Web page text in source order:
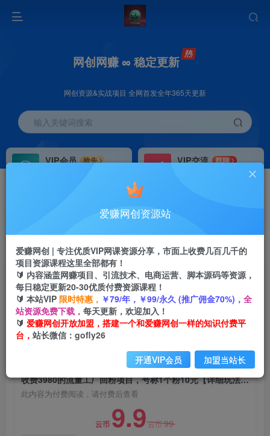
网创网赚 ∞ 稳定更新
网创资源&实战项目 全网首发全年365天更新
输入关键词搜索
VIP会员
抢先
VIP交流
群聊
研究探讨更多创业项目路子。
会员专属推广链接
首页 创业课程 会员免费 正文
收费3980的流量工厂回粉项目，号称1个粉10元
【详细玩法教程解析】
爱赚网创
2年前发布
关注 私信
收费3980的流量工厂回粉项目，号称1个粉10元【详细玩法教程解析】
此内容为付费阅读，请付费后查看
云币 9.9云币99
爱赚网创资源站
爱赚网创 | 专注优质VIP网课资源分享，市面上收费几百几千的
项目资源课程这里全部都有！
🔰 内容涵盖网赚项目、引流技术、电商运营、脚本源码等资源，
每日稳定更新20-30优质付费资源课程！
🔰 本站VIP 限时特惠， ￥79/年，￥99/永久 (推广佣金70%)， 全
站资源免费下载， 每天更新，欢迎加入！
🔰 爱赚网创开放加盟，搭建一个和爱赚网创一样的知识付费平
台， 站长微信：gofly26
开通VIP会员 加盟当站长